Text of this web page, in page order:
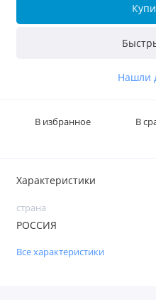
Нашли
В избранное В
Характеристики
страна
РОССИЯ
Все характеристики